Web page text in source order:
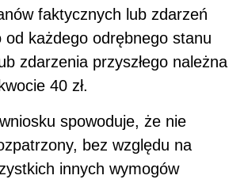
faktycznych lub zdarzeń
od każdego odrębnego stanu
zdarzenia przyszłego należna
40 zł.
spowoduje, że nie
bez względu na
innych wymogów